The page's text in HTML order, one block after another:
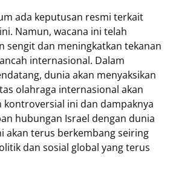
ada keputusan resmi terkait
Namun, wacana ini telah
sengit dan meningkatkan tekanan
internasional. Dalam
dunia akan menyaksikan
olahraga internasional akan
kontroversial ini dan dampaknya
hubungan Israel dengan dunia
akan terus berkembang seiring
dan sosial global yang terus